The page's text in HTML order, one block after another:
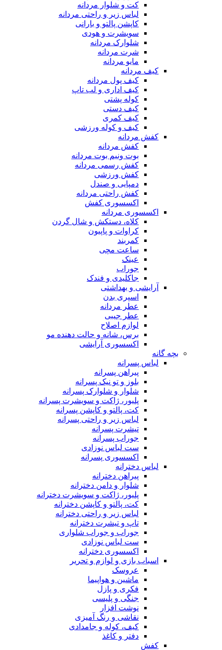
کت و شلوار مردانه
لباس زیر و راحتی مردانه
کاپشن پالتو و بارانی
سویشرت و هودی
شلوارک مردانه
شرت مردانه
مایو مردانه
کیف مردانه
کیف پول مردانه
کیف اداری و لب تاپ
کوله پشتی
کیف دستی
کیف کمری
کیف و کوله ورزشی
کفش مردانه
کفش مردانه
بوت ونیم بوت مردانه
کفش رسمی مردانه
کفش ورزشی
دمپایی و صندل
کفش راحتی مردانه
اکسسوری کفش
اکسسوری مردانه
کلاه، دستکش و شال گردن
کراوات و پاپیون
کمربند
ساعت مچی
عینک
جوراب
جاکلیدی و فندک
آرایشی و بهداشتی
اسپری بدن
عطر مردانه
عطر جیبی
لوازم اصلاح
برس، شانه و حالت دهنده مو
اکسسوری آرایشی
بچه گانه
لباس پسرانه
پیراهن پسرانه
بلوز و تو نیک پسرانه
شلوار و شلوارک پسرانه
پلیور، ژاکت و سویشرت پسرانه
کت، پالتو و کاپشن پسرانه
لباس زیر و راحتی پسرانه
تیشرت پسرانه
جوراب پسرانه
ست لباس نوزادی
اکسسوری پسرانه
لباس دخترانه
پیراهن دخترانه
شلوار و دامن دخترانه
پلیور، ژاکت و سویشرت دخترانه
کت، پالتو و کاپشن دخترانه
لباس زیر و راحتی دخترانه
تاپ و تیشرت دخترانه
جوراب و جوراب شلواری
ست لباس نوزادی
اکسسوری دخترانه
اسباب بازی و لوازم و تحریر
عروسک
ماشین و هواپیما
فکری و پازل
جنگی و پلیسی
نوشت افزار
نقاشی و رنگ آمیزی
کیف، کوله و جامدادی
دفتر و کاغذ
کفش